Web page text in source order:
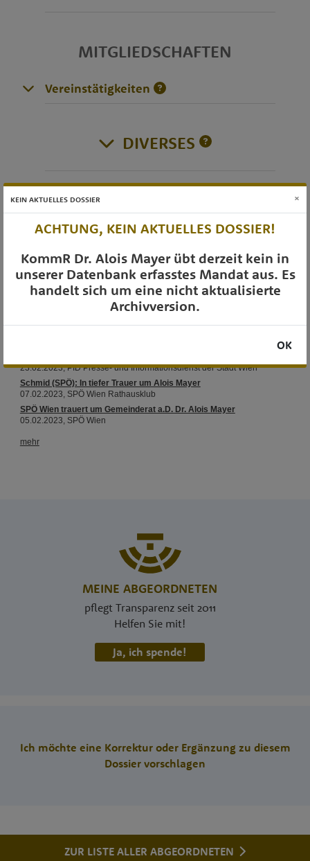
MITGLIEDSCHAFTEN
Vereinstätigkeiten
DIVERSES
MEINE ABGEORDNETEN
pflegt Transparenz seit 2011
Helfen Sie mit!
Ja, ich spende!
Ich möchte eine Korrektur oder Ergänzung zu diesem
Dossier vorschlagen
OTS-AUSSENDUNGEN
ZUR LISTE ALLER ABGEORDNETEN
KEIN AKTUELLES DOSSIER ×
ACHTUNG, KEIN AKTUELLES DOSSIER!
KommR Dr. Alois Mayer übt derzeit kein in
unserer Datenbank erfasstes Mandat aus. Es
handelt sich um eine nicht aktualisierte
Archivversion.
OK